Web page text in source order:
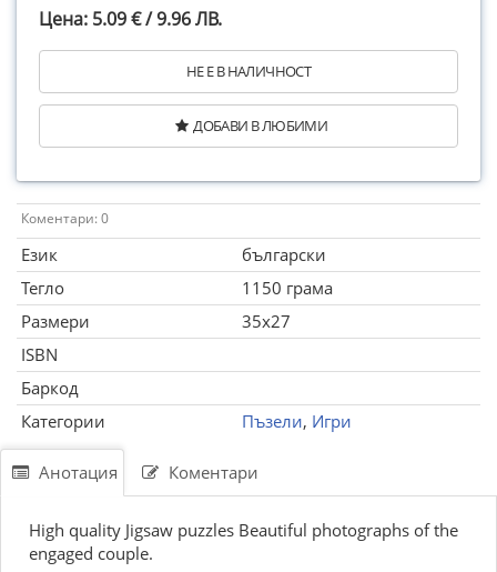
Цена: 5.09 € / 9.96 ЛВ.
НЕ Е В НАЛИЧНОСТ
ДОБАВИ В ЛЮБИМИ
Коментари: 0
Език
български
Тегло
1150 грама
Размери
35x27
ISBN
Баркод
Категории
Пъзели, Игри
Анотация Коментари
High quality Jigsaw puzzles Beautiful photographs of the
engaged couple.